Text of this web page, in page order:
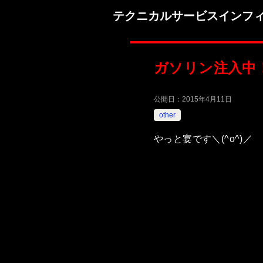
テクニカルサービスインフ
ガソリン注入中
公開日： 2015年4月11日
other
やっと宴です＼(^o^)／